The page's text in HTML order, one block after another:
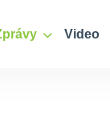
Video